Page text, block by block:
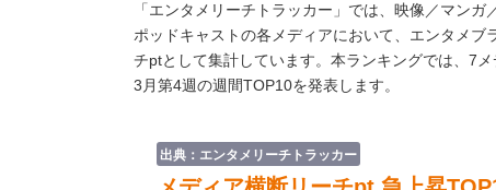
「エンタメリーチトラッカー」では、映像／マン
ポッドキャストの各メディアにおいて、エンタメ
チptとして集計しています。本ランキングでは、7
3月第4週の週間TOP10を発表します。
出典：エンタメリーチトラッカー